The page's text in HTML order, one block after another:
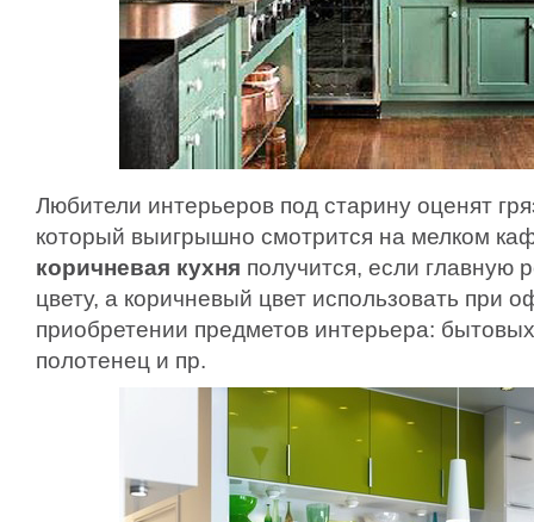
Любители интерьеров под старину оценят
который выигрышно смотрится на мелком
коричневая кухня получится, если главную
цвету, а коричневый цвет использовать при
приобретении предметов интерьера:
полотенец и пр.